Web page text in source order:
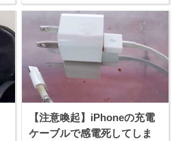
【注意喚起】iPhoneの充電
ケーブルで感電死してしま